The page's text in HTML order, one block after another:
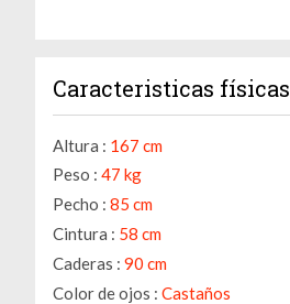
Caracteristicas físicas
Altura : 167 cm
Peso : 47 kg
Pecho : 85 cm
Cintura : 58 cm
Caderas : 90 cm
Color de ojos : Castaños